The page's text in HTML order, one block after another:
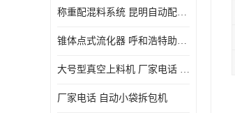
称重配混料系统 昆明自动配料系统 厂家电话
锥体点式流化器 呼和浩特助流料斗 厂家
大号型真空上料机 厂家电话 武汉粉体料管链机
厂家电话 自动小袋拆包机